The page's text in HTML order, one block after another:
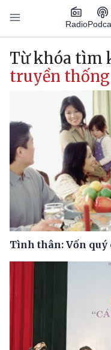
Nhảy đến nội dung
Radio
Main
Từ khóa tìm
truyền thống
Tình thân: Vốn quý